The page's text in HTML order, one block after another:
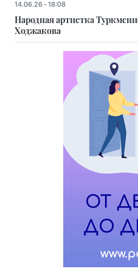
14.06.26 - 18:08
Народная артистка
Ходжакова